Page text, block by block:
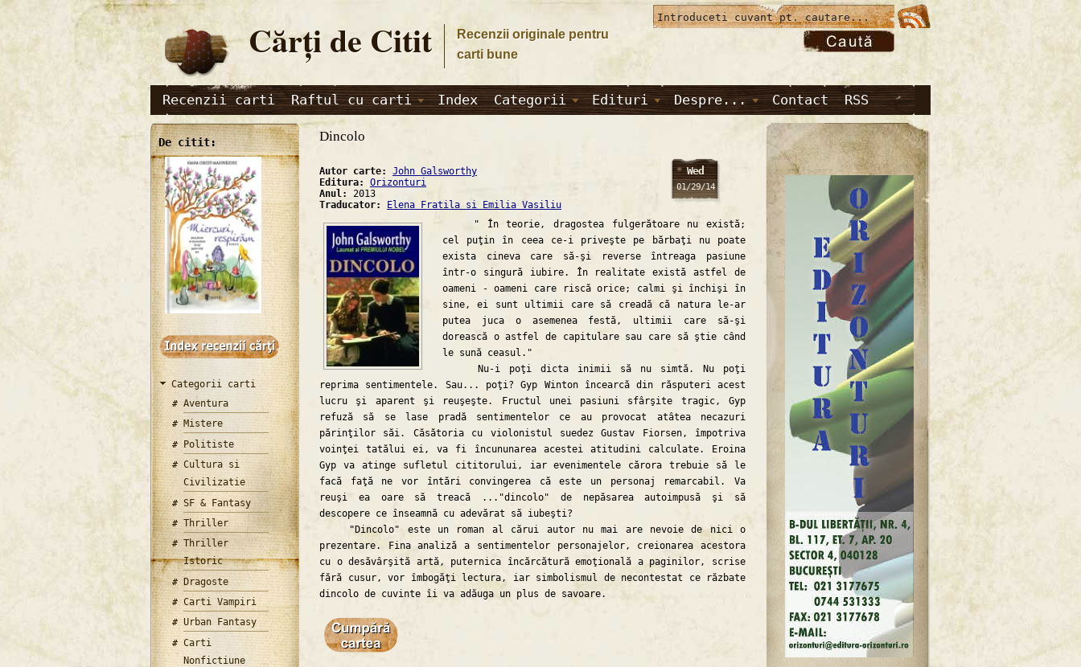
Cărţi de Citit
Recenzii originale pentru
carti bune
Recenzii carti Raftul cu carti Index Categorii Edituri Despre... Contact RSS
De citit:
Categorii carti
Aventura
Mistere
Politiste
Cultura si
Civilizatie
SF & Fantasy
Thriller
Thriller
Istoric
Dragoste
Carti Vampiri
Urban Fantasy
Carti
Nonfictiune
Dincolo
Wed
01/29/14
Autor carte: John Galsworthy
Editura: Orizonturi
Anul: 2013
Traducator:
Elena Fratila si Emilia Vasiliu
" În teorie, dragostea fulgerătoare nu există;
cel puţin în ceea ce-i priveşte pe bărbaţi nu poate
exista cineva care să-şi reverse întreaga pasiune
într-o singură iubire. În realitate există astfel de
oameni - oameni care riscă orice; calmi şi închişi în
sine, ei sunt ultimii care să creadă că natura le-ar
putea juca o asemenea festă, ultimii care să-şi
dorească o astfel de capitulare sau care să ştie când
le sună ceasul."
Nu-i poţi dicta inimii să nu simtă. Nu poţi
reprima sentimentele. Sau... poţi? Gyp Winton încearcă din răsputeri acest
lucru şi aparent şi reuşeşte. Fructul unei pasiuni sfârşite tragic, Gyp
refuză să se lase pradă sentimentelor ce au provocat atâtea necazuri
părinţilor săi. Căsătoria cu violonistul suedez Gustav Fiorsen, împotriva
voinţei tatălui ei, va fi încununarea acestei atitudini calculate. Eroina
Gyp va atinge sufletul cititorului, iar evenimentele cărora trebuie să le
facă faţă ne vor întări convingerea că este un personaj remarcabil. Va
reuşi ea oare să treacă ..."dincolo" de nepăsarea autoimpusă şi să
descopere ce înseamnă cu adevărat să iubeşti?
"Dincolo" este un roman al cărui autor nu mai are nevoie de nici o
prezentare. Fina analiză a sentimentelor personajelor, creionarea acestora
cu o desăvârşită artă, puternica încărcătură emoţională a paginilor, scrise
fără cusur, vor îmbogăţi lectura, iar simbolismul de necontestat ce răzbate
dincolo de cuvinte îi va adăuga un plus de savoare.